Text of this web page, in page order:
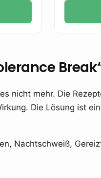
nicht mehr. Die
Die Lösung ist
Nachtschweiß,